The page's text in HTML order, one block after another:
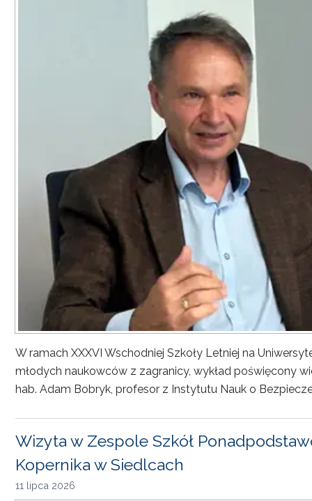
W ramach XXXVI Wschodniej Szkoły Letniej na
młodych naukowców z zagranicy, wykład poświęcony
hab. Adam Bobryk, profesor z Instytutu Nauk o
Wizyta w Zespole Szkół
Kopernika w Siedlcach
11 lipca 2026